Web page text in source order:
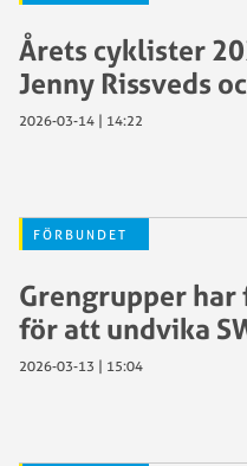
Årets cyklister
Jenny Rissveds
2026-03-14 | 14:22
FÖRBUNDET
Grengrupper
för att undvika
2026-03-13 | 15:04